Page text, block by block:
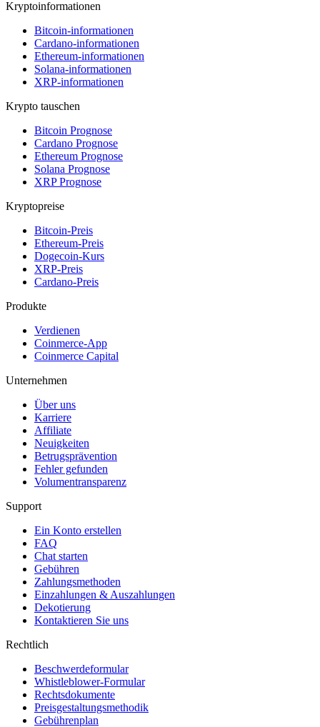
Kryptoinformationen
Bitcoin-informationen
Cardano-informationen
Ethereum-informationen
Solana-informationen
XRP-informationen
Krypto tauschen
Bitcoin Prognose
Cardano Prognose
Ethereum Prognose
Solana Prognose
XRP Prognose
Kryptopreise
Bitcoin-Preis
Ethereum-Preis
Dogecoin-Kurs
XRP-Preis
Cardano-Preis
Produkte
Verdienen
Coinmerce-App
Coinmerce Capital
Unternehmen
Über uns
Karriere
Affiliate
Neuigkeiten
Betrugsprävention
Fehler gefunden
Volumentransparenz
Support
Ein Konto erstellen
FAQ
Chat starten
Gebühren
Zahlungsmethoden
Einzahlungen & Auszahlungen
Dekotierung
Kontaktieren Sie uns
Rechtlich
Beschwerdeformular
Whistleblower-Formular
Rechtsdokumente
Preisgestaltungsmethodik
Gebührenplan